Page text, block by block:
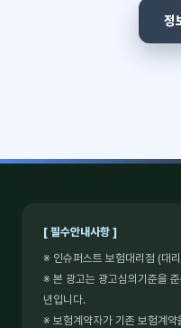
정
[ 필수안내사항 ]
※ 인슈퍼스트 보험대리점 (대
※ 본 광고는 광고심의기준을
년입니다.
※ 보험계약자가 기존 보험계